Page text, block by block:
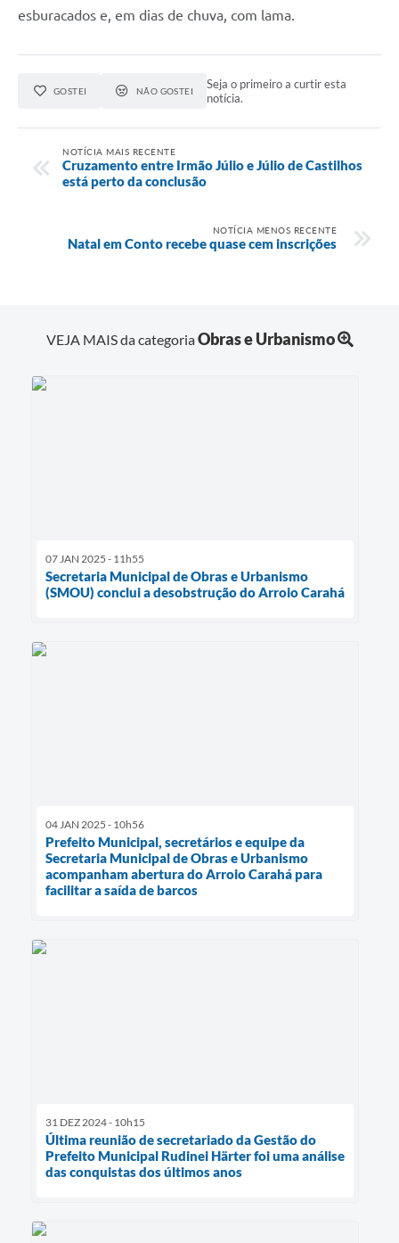
esburacados e, em dias de chuva, com lama.
GOSTEI NÃO GOSTEI
Seja o primeiro a curtir esta
notícia.
NOTÍCIA MAIS RECENTE
Cruzamento entre Irmão Júlio e Júlio de Castilhos
está perto da conclusão
NOTÍCIA MENOS RECENTE
Natal em Conto recebe quase cem inscrições
VEJA MAIS da categoriaObras e Urbanismo
07 JAN 2025 - 11h55
Secretaria Municipal de Obras e Urbanismo
(SMOU) conclui a desobstrução do Arroio Carahá
04 JAN 2025 - 10h56
Prefeito Municipal, secretários e equipe da
Secretaria Municipal de Obras e Urbanismo
acompanham abertura do Arroio Carahá para
facilitar a saída de barcos
31 DEZ 2024 - 10h15
Última reunião de secretariado da Gestão do
Prefeito Municipal Rudinei Härter foi uma análise
das conquistas dos últimos anos